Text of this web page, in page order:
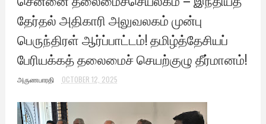
தேர்தல் அதிகாரி அலுவலகம் முன்பு
பெருந்திரள் ஆர்ப்பாட்டம்! தமிழ்த்தேசியப்
பேரியக்கத் தலைமைச் செயற்குழு தீர்மானம்!
அருணபாரதி OCTOBER 12, 2025